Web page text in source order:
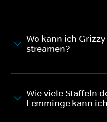
Wo kann ich
streamen?
Wie viele Staffeln
Lemminge kann